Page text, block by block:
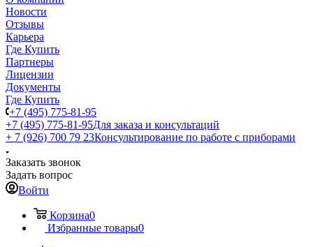
Новости
Отзывы
Карьера
Где Купить
Партнеры
Лицензии
Документы
Где Купить
+7 (495) 775-81-95
+7 (495) 775-81-95Для заказа и консультаций
+ 7 (926) 700 79 23Консультирование по работе с приборами
Заказать звонок
Задать вопрос
Войти
Корзина0
Избранные товары0